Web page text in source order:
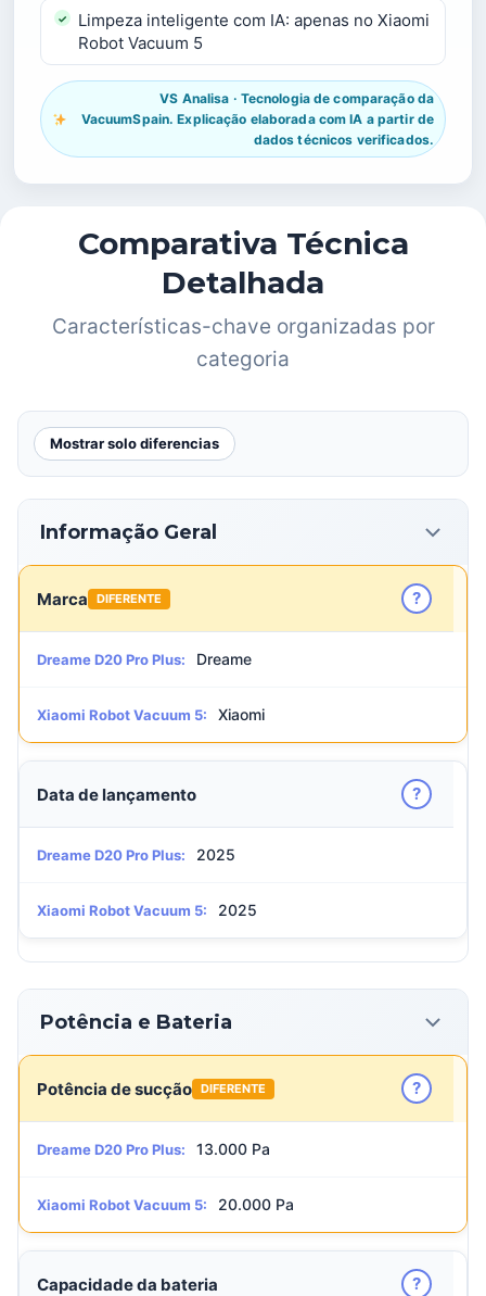
Limpeza inteligente com IA: apenas no Xiaomi
Robot Vacuum 5
VS Analisa · Tecnologia de comparação da
VacuumSpain. Explicação elaborada com IA a partir de
dados técnicos verificados.
Comparativa Técnica
Detalhada
Características-chave organizadas por
categoria
Mostrar solo diferencias
Informação Geral
Marca DIFERENTE ?
Dreame D20 Pro Plus: Dreame
Xiaomi Robot Vacuum 5: Xiaomi
Data de lançamento ?
Dreame D20 Pro Plus: 2025
Xiaomi Robot Vacuum 5: 2025
Potência e Bateria
Potência de sucção DIFERENTE ?
Dreame D20 Pro Plus: 13.000 Pa
Xiaomi Robot Vacuum 5: 20.000 Pa
Capacidade da bateria ?